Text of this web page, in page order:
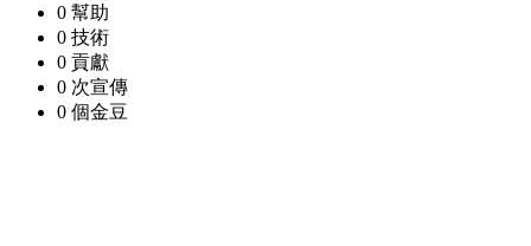
0 幫助
0 技術
0 貢獻
0 次宣傳
0 個金豆